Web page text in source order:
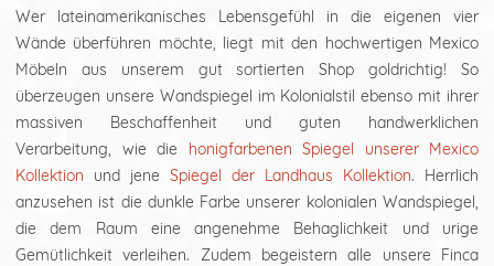
Wer lateinamerikanisches Lebensgefühl in die eigenen vier
Wände überführen möchte, liegt mit den hochwertigen Mexico
Möbeln aus unserem gut sortierten Shop goldrichtig! So
überzeugen unsere Wandspiegel im Kolonialstil ebenso mit ihrer
massiven Beschaffenheit und guten handwerklichen
Verarbeitung, wie die honigfarbenen Spiegel unserer Mexico
Kollektion und jene Spiegel der Landhaus Kollektion. Herrlich
anzusehen ist die dunkle Farbe unserer kolonialen Wandspiegel,
die dem Raum eine angenehme Behaglichkeit und urige
Gemütlichkeit verleihen. Zudem begeistern alle unsere Finca